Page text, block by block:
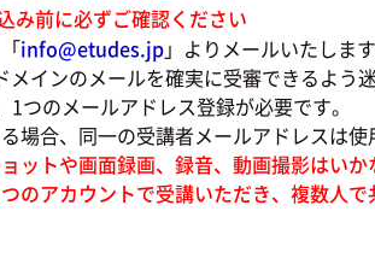
み前に必ずご確認ください
info@etudes.jp」よりメールいたします
メインのメールを確実に受審できるよう
つのメールアドレス登録が必要です。
合、同一の受講者メールアドレスは使
トや画面録画、録音、動画撮影はいか
アカウントで受講いただき、複数人で